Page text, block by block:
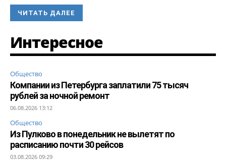
ЧИТАТЬ ДАЛЕЕ
Интересное
Общество
Компании из Петербурга заплатили 75 тысяч
рублей за ночной ремонт
06.08.2026 13:12
Общество
Из Пулково в понедельник не вылетят по
расписанию почти 30 рейсов
03.08.2026 09:29